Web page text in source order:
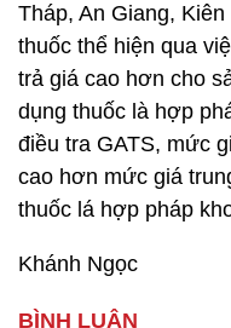
Tháp, An Giang,
thuốc thể hiện qua
trả giá cao hơn cho
dụng thuốc là hợp
điều tra GATS, mức
cao hơn mức giá
thuốc lá hợp pháp
Khánh Ngọc